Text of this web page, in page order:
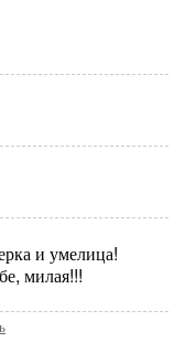
и умелица!
милая!!!